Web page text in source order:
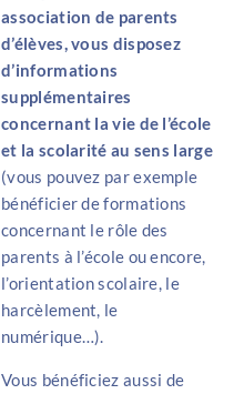
association de parents
d’élèves, vous disposez
d’informations
supplémentaires
concernant la vie de l’école
et la scolarité au sens large
(vous pouvez par exemple
bénéficier de formations
concernant le rôle des
parents à l’école ou encore,
l’orientation scolaire, le
harcèlement, le
numérique…).
Vous bénéficiez aussi de